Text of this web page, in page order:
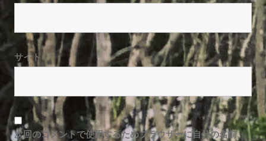
サイト
次回のコメントで使用するためブラウザーに自分の名前、